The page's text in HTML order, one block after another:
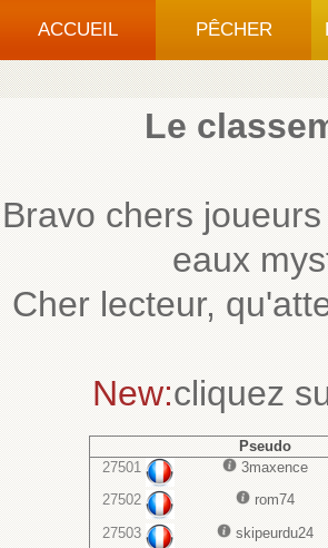
ACCUEIL PÊCHER
Le
Bravo chers
eaux
Cher lecteur,
New:cliquez
Pseudo
27501
3maxence
27502
rom74
27503
skipeurdu24